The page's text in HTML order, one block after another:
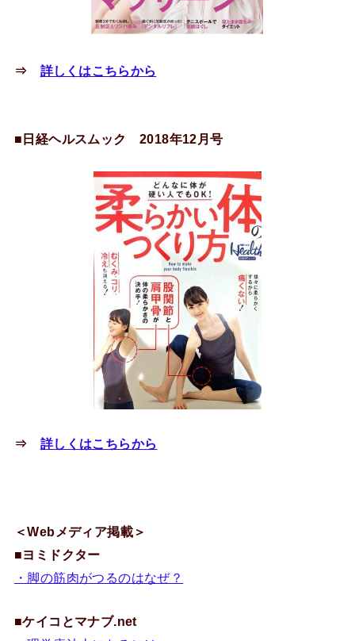
⇒ 詳しくはこちらから
■日経ヘルスムック 2018年12月号
⇒ 詳しくはこちらから
＜Webメディア掲載＞
■ヨミドクター
・脚の筋肉がつるのはなぜ？
■ケイコとマナブ.net